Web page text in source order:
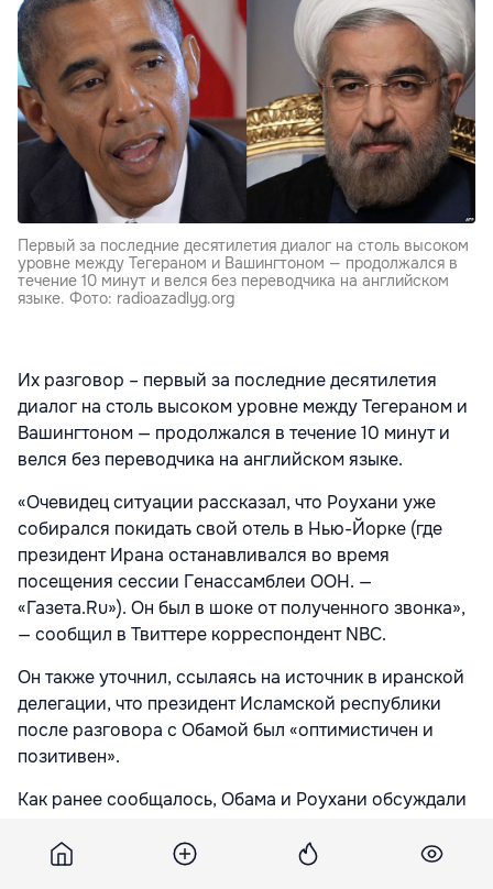
Первый за последние десятилетия диалог на столь высоком
уровне между Тегераном и Вашингтоном — продолжался в
течение 10 минут и велся без переводчика на английском
языке. Фото: radioazadlyg.org
Их разговор – первый за последние десятилетия
диалог на столь высоком уровне между Тегераном и
Вашингтоном — продолжался в течение 10 минут и
велся без переводчика на английском языке.
«Очевидец ситуации рассказал, что Роухани уже
собирался покидать свой отель в Нью-Йорке (где
президент Ирана останавливался во время
посещения сессии Генассамблеи ООН. —
«Газета.Ru»). Он был в шоке от полученного звонка»,
— сообщил в Твиттере корреспондент NBC.
Он также уточнил, ссылаясь на источник в иранской
делегации, что президент Исламской республики
после разговора с Обамой был «оптимистичен и
позитивен».
Как ранее сообщалось, Обама и Роухани обсуждали